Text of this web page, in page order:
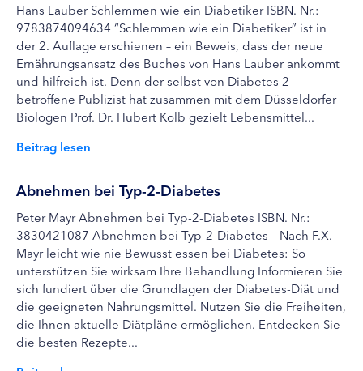
Hans Lauber Schlemmen wie ein Diabetiker ISBN. Nr.:
9783874094634 “Schlemmen wie ein Diabetiker” ist in
der 2. Auflage erschienen – ein Beweis, dass der neue
Ernährungsansatz des Buches von Hans Lauber ankommt
und hilfreich ist. Denn der selbst von Diabetes 2
betroffene Publizist hat zusammen mit dem Düsseldorfer
Biologen Prof. Dr. Hubert Kolb gezielt Lebensmittel...
Beitrag lesen
Abnehmen bei Typ-2-Diabetes
Peter Mayr Abnehmen bei Typ-2-Diabetes ISBN. Nr.:
3830421087 Abnehmen bei Typ-2-Diabetes – Nach F.X.
Mayr leicht wie nie Bewusst essen bei Diabetes: So
unterstützen Sie wirksam Ihre Behandlung Informieren Sie
sich fundiert über die Grundlagen der Diabetes-Diät und
die geeigneten Nahrungsmittel. Nutzen Sie die Freiheiten,
die Ihnen aktuelle Diätpläne ermöglichen. Entdecken Sie
die besten Rezepte...